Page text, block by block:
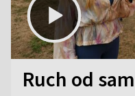
Ruch od